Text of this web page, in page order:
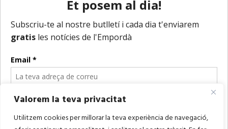
Valorem la teva privacitat
Utilitzem cookies per millorar la teva experiència de navegació,